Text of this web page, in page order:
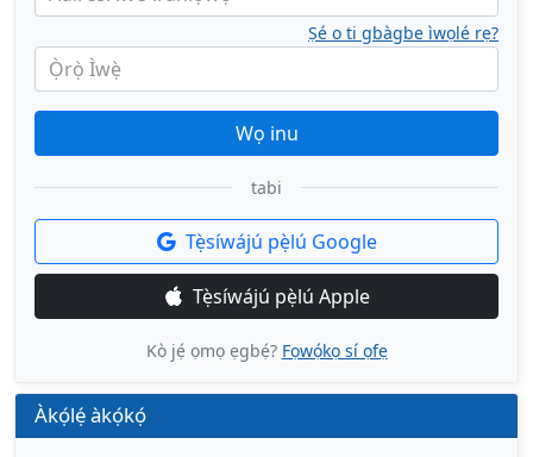
Ọ̀rọ̀ Ìwẹ̀
Ṣé o ti gbàgbe ìwọlé rẹ?
Wọ inu
tabi
Tẹ̀síwájú pẹ̀lú Google
Tẹ̀síwájú pẹ̀lú Apple
Kò jẹ́ ọmọ ẹgbẹ́? Fọwọ́kọ sí ọfẹ
Àkọ́lẹ́ àkọ́kọ́